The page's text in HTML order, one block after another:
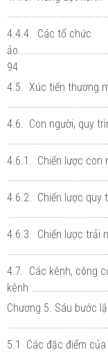
4.4.4. Các tổ chức
94
4.5. Xúc tiến thương
4.6. Con người, quy
4.6.1. Chiến lược con
4.6.2. Chiến lược quy
4.6.3. Chiến lược trải
4.7. Các kênh, công
kênh
Chương 5. Sáu bước
5.1 Các đặc điểm